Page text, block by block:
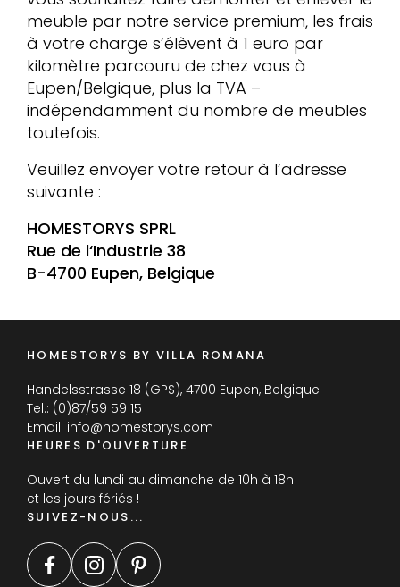
meuble par notre service premium, les frais
à votre charge s’élèvent à 1 euro par
kilomètre parcouru de chez vous à
Eupen/Belgique, plus la TVA –
indépendamment du nombre de meubles
toutefois.
Veuillez envoyer votre retour à l’adresse
suivante :
HOMESTORYS SPRL
Rue de l‘Industrie 38
B-4700 Eupen, Belgique
HOMESTORYS BY VILLA ROMANA
Handelsstrasse 18 (GPS), 4700 Eupen, Belgique
Tel.: (0)87/59 59 15
Email: info@homestorys.com
HEURES D'OUVERTURE
Ouvert du lundi au dimanche de 10h à 18h
et les jours fériés !
SUIVEZ-NOUS...